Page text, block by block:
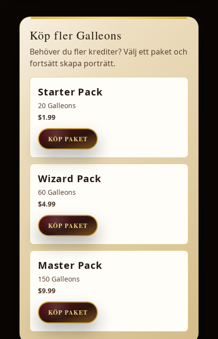
Köp fler Galleons
Behöver du fler krediter? Välj ett paket och
fortsätt skapa porträtt.
Starter Pack
20 Galleons
$1.99
KÖP PAKET
Wizard Pack
60 Galleons
$4.99
KÖP PAKET
Master Pack
150 Galleons
$9.99
KÖP PAKET